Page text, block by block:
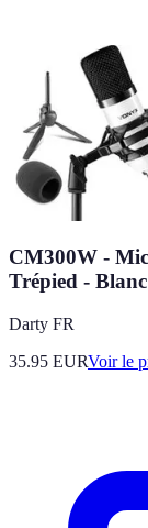
CM300W -
Trépied - Blanc
Darty FR
35.95 EURVoir le